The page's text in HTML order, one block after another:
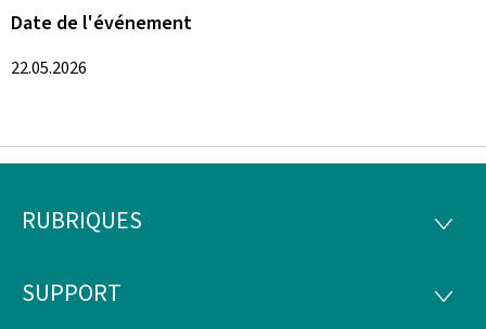
Date de l'événement
22.05.2026
Pied
page
RUBRIQUES
SUPPORT